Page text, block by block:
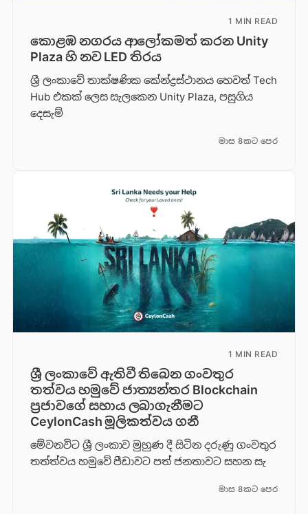
1 MIN READ
කොළඹ නගරය ආලෝකමත් කරන Unity
Plaza හි නව LED තිරය
ශ්‍රී ලංකාවේ තාක්ෂණික කේන්ද්‍රස්ථානය හෙවත් Tech
Hub එකක් ලෙස සැලකෙන Unity Plaza, පසුගිය
දෙසැම්
මාස 8කට පෙර
1 MIN READ
ශ්‍රී ලංකාවේ ඇතිවී තිබෙන ගංවතුර
තත්වය හමුවේ ජාත්‍යන්තර Blockchain
ප්‍රජාවගේ සහාය ලබාගැනීමට
CeylonCash මූලිකත්වය ග​නී
මේවනවිට ශ්‍රී ලංකාව මුහුණ දී සිටින දරුණු ගංවතුර
තත්ත්වය හමුවේ පීඩාවට පත් ජනතාවට සහන සැ
මාස 8කට පෙර